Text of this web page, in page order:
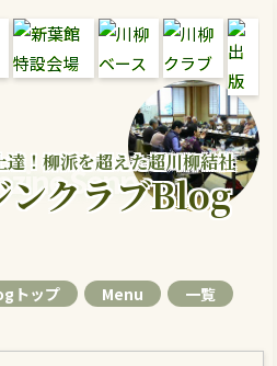
！柳派を超えた超川柳結社
Senryu Blog
ンクラブBlog
トップ Menu 一覧